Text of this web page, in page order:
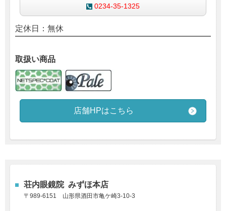
0234-35-1325
定休日：無休
取扱い商品
店舗HPはこちら
荘内眼鏡院 みずほ本店
〒 989-6151 山形県酒田市亀ケ崎3-10-3